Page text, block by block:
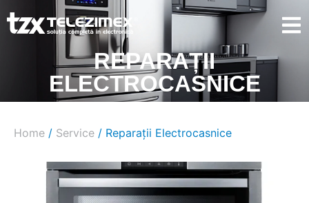
REPARAȚII
ELECTROCASNICE
Home / Service / Reparații Electrocasnice